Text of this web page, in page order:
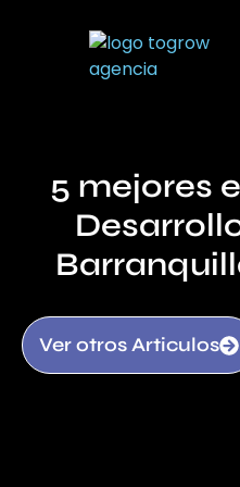
5 mejores
Ver otros Articulos